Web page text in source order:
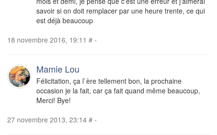
savoir si on doit remplacer par une heure trente, ce qui
est déjà beaucoup
18 novembre 2016, 19:11 # -
Mamie Lou
Félicitation, ça l`ère tellement bon, la prochaine
occasion je la fait, car ça fait quand même beaucoup,
Merci! Bye!
27 novembre 2013, 23:14 # -